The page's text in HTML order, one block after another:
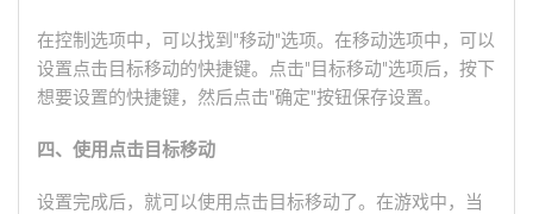
在控制选项中，可以找到"移动"选项。在移动选项中，可以
设置点击目标移动的快捷键。点击"目标移动"选项后，按下
想要设置的快捷键，然后点击"确定"按钮保存设置。
四、使用点击目标移动
设置完成后，就可以使用点击目标移动了。在游戏中，当